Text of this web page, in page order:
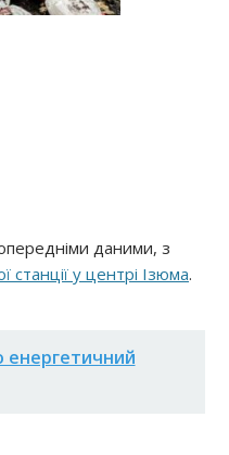
даними, з
станції у центрі Ізюма.
енергетичний